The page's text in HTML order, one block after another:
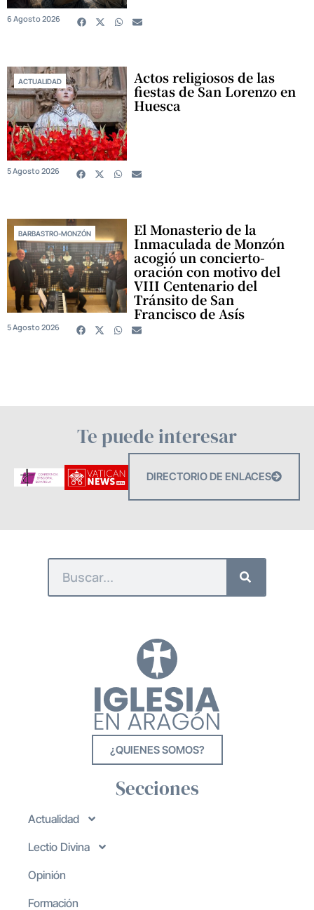
6 Agosto 2026
ACTUALIDAD Actos religiosos de las
fiestas de San Lorenzo en
Huesca
5 Agosto 2026
BARBASTRO-MONZÓN El Monasterio de la
Inmaculada de Monzón
acogió un concierto-
oración con motivo del
VIII Centenario del
Tránsito de San
Francisco de Asís
5 Agosto 2026
Te puede interesar
DIRECTORIO DE ENLACES
¿QUIENES SOMOS?
Secciones
Actualidad
Lectio Divina
Opinión
Formación